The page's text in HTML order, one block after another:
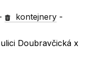
kontejnery -
Doubravčická x